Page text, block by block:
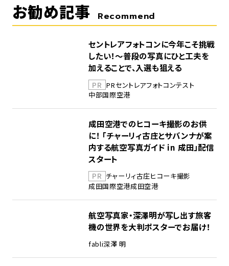
お勧め記事 Recommend
セントレアフォトコンに今年こそ挑戦
したい！～普段の写真にひと工夫を
加えることで、入選も狙える
PR PRセントレアフォトコンテスト
中部国際空港
成田空港でのヒコーキ撮影のお供
に！ 「チャーリィ古庄とサバンナが案
内する航空写真ガイド in 成田」配信
スタート
PR チャーリィ古庄ヒコーキ撮影
成田国際空港成田空港
航空写真家・深澤明が写し出す旅客
機の世界を大判ポスターでお届け！
fabli深澤 明